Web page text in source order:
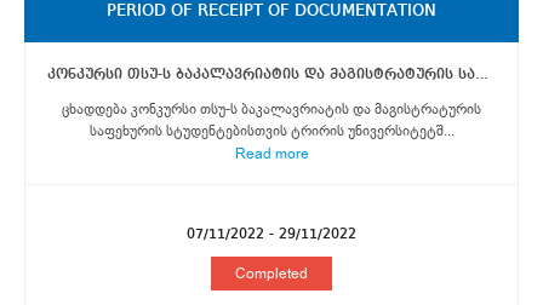
PERIOD OF RECEIPT OF DOCUMENTATION
კონკურსი თსუ-ს ბაკალავრიატის და მაგისტრატურის საფეხურის სტუდენტებისთვის ტრირის უნივერსიტეტში ერაზმუს+ პროგრამის სტიპენდიების მოსაპოვებლად
ცხადდება კონკურსი თსუ-ს ბაკალავრიატის და მაგისტრატურის
საფეხურის სტუდენტებისთვის ტრირის უნივერსიტეტშ...
Read more
07/11/2022 - 29/11/2022
Completed